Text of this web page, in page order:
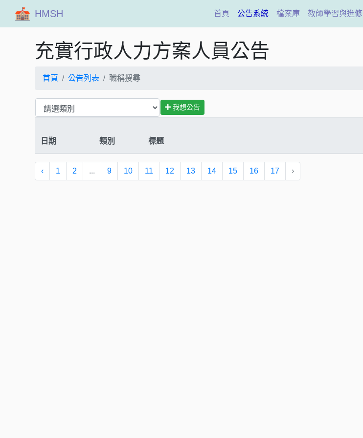
HMSH 首頁(current)
公告系統 檔案庫 教師學習與進修
充實行政人力方案人員公告
首頁 公告列表 職稱搜尋
我想公告
日期 類別 標題
‹ 1 2 ... 9 10 11 12 13 14 15 16 17 ›